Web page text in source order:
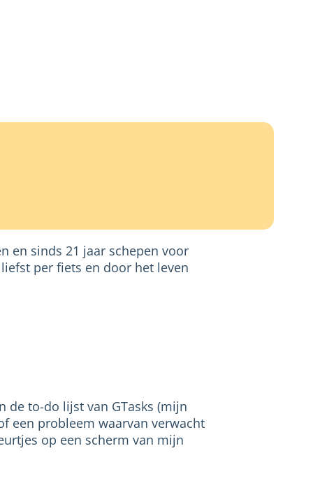
en sinds 21 jaar schepen voor
per fiets en door het leven
de to-do lijst van GTasks (mijn
een probleem waarvan verwacht
op een scherm van mijn